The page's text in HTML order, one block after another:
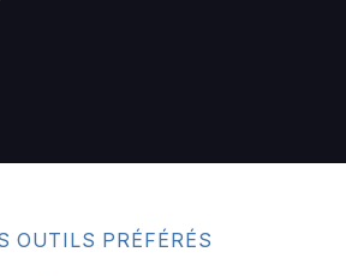
OUTILS PRÉFÉRÉS